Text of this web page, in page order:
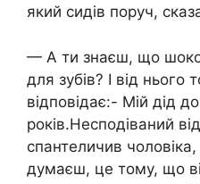
який сидів поруч,
— А ти знаєш, що
для зубів? І від нього
відповідає:- Мій дід
років.Несподіваний
спантеличив
думаєш, це тому, що